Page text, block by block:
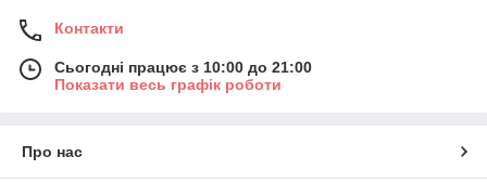
Контакти
Сьогодні працює з 10:00 до 21:00
Показати весь графік роботи
Про нас